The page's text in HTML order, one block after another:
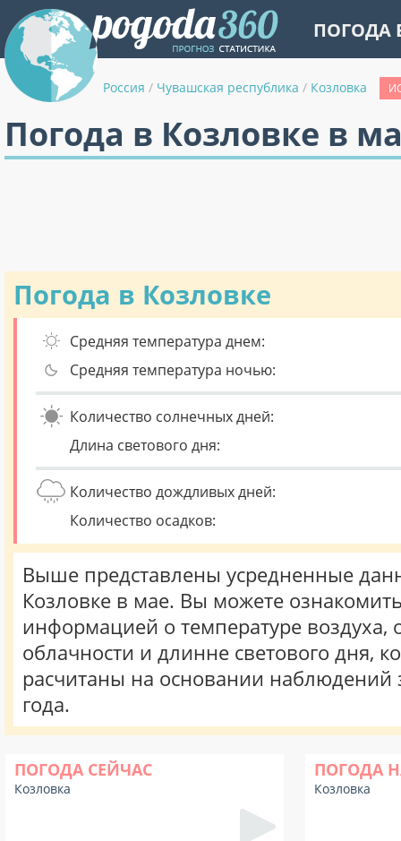
ПОГОДА
Россия / Чувашская республика / Козловка
Погода в Козловке в
Погода в Козловке
Средняя температура днем:
Средняя температура ночью:
Количество солнечных дней:
Длина светового дня:
Количество дождливых дней:
Количество осадков:
Выше представлены усредненные
Козловке в мае. Вы можете
информацией о температуре воздуха,
облачности и длинне светового дня,
расчитаны на основании наблюдений
года.
ПОГОДА СЕЙЧАС
Козловка
ПОГОДА
Козловка